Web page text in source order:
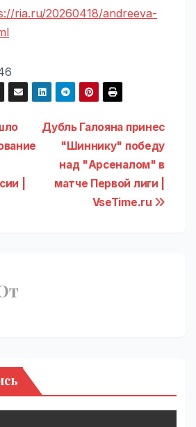
ria.ru/20260418/andreeva-
Дубль Галояна принес
"Шиннику" победу
над "Арсеналом" в
матче Первой лиги |
VseTime.ru
|